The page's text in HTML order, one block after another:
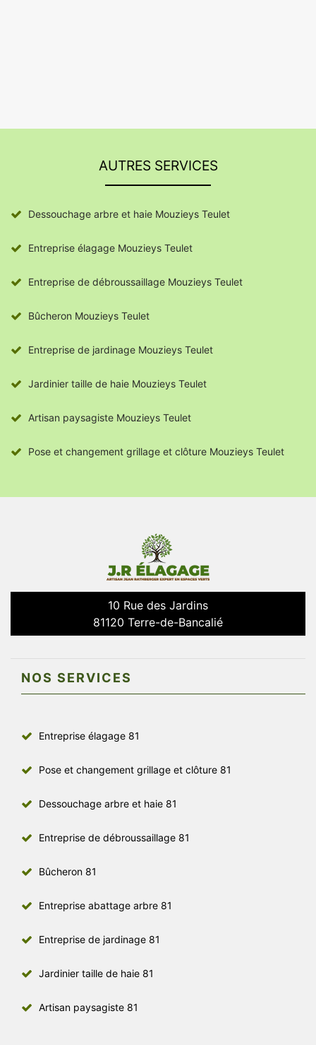
AUTRES SERVICES
Dessouchage arbre et haie Mouzieys Teulet
Entreprise élagage Mouzieys Teulet
Entreprise de débroussaillage Mouzieys Teulet
Bûcheron Mouzieys Teulet
Entreprise de jardinage Mouzieys Teulet
Jardinier taille de haie Mouzieys Teulet
Artisan paysagiste Mouzieys Teulet
Pose et changement grillage et clôture Mouzieys Teulet
10 Rue des Jardins
81120 Terre-de-Bancalié
NOS SERVICES
Entreprise élagage 81
Pose et changement grillage et clôture 81
Dessouchage arbre et haie 81
Entreprise de débroussaillage 81
Bûcheron 81
Entreprise abattage arbre 81
Entreprise de jardinage 81
Jardinier taille de haie 81
Artisan paysagiste 81